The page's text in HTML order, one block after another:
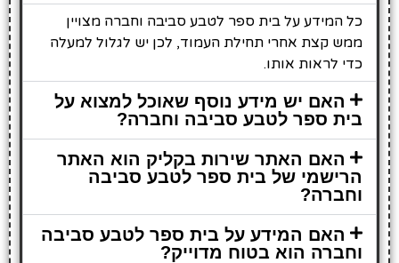
כל המידע על בית ספר לטבע סביבה וחברה מצויין
ממש קצת אחרי תחילת העמוד, לכן יש לגלול למעלה
כדי לראות אותו.
האם יש מידע נוסף שאוכל למצוא על
בית ספר לטבע סביבה וחברה?
האם האתר שירות בקליק הוא האתר
הרישמי של בית ספר לטבע סביבה
וחברה?
האם המידע על בית ספר לטבע סביבה
וחברה הוא בטוח מדוייק?